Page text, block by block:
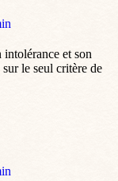
et son
le seul critère de